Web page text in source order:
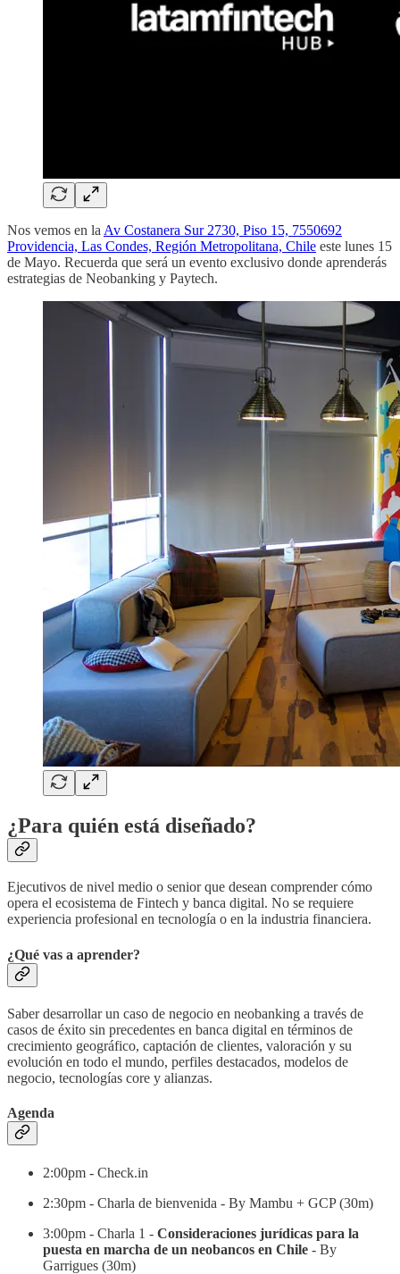
Nos vemos en la Av Costanera Sur 2730, Piso 15, 7550692
Providencia, Las Condes, Región Metropolitana, Chile este lunes 15
de Mayo. Recuerda que será un evento exclusivo donde aprenderás
estrategias de Neobanking y Paytech.
¿Para quién está diseñado?
Ejecutivos de nivel medio o senior que desean comprender cómo
opera el ecosistema de Fintech y banca digital. No se requiere
experiencia profesional en tecnología o en la industria financiera.
¿Qué vas a aprender?
Saber desarrollar un caso de negocio en neobanking a través de
casos de éxito sin precedentes en banca digital en términos de
crecimiento geográfico, captación de clientes, valoración y su
evolución en todo el mundo, perfiles destacados, modelos de
negocio, tecnologías core y alianzas.
Agenda
2:00pm - Check.in
2:30pm - Charla de bienvenida - By Mambu + GCP (30m)
3:00pm - Charla 1 - Consideraciones jurídicas para la
puesta en marcha de un neobancos en Chile - By
Garrigues (30m)